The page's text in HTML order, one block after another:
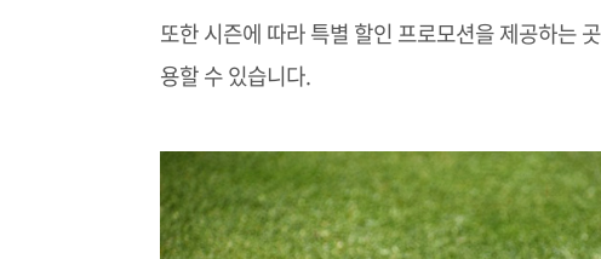
또한 시즌에 따라 특별 할인 프로모션을 제공하는
용할 수 있습니다.